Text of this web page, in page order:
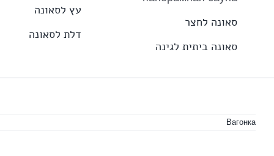
סאונה לחצר
סאונה ביתית לגינה
עץ לסאונה
דלת לסאונה
Вагонка